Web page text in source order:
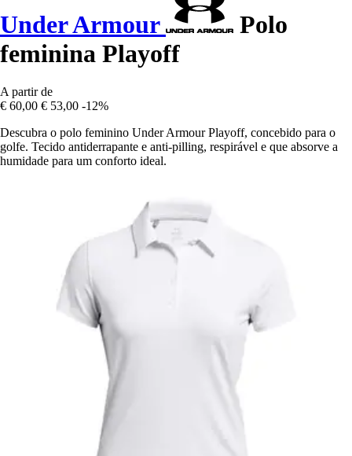
Under Armour
Polo
feminina Playoff
A partir de
€ 60,00 € 53,00 -12%
Descubra o polo feminino Under Armour Playoff, concebido para o
golfe. Tecido antiderrapante e anti-pilling, respirável e que absorve a
humidade para um conforto ideal.